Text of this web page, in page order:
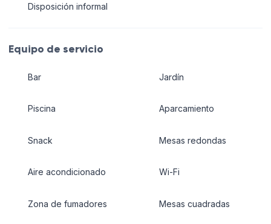
Disposición informal
Equipo de servicio
Bar
Piscina
Snack
Aire acondicionado
Zona de fumadores
Jardín
Aparcamiento
Mesas redondas
Wi-Fi
Mesas cuadradas